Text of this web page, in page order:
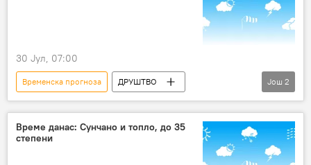
30 Јул, 07:00
Временска прогноза
ДРУШТВО
Србија – друштво
Друштво
Још 2
Време данас: Сунчано и топло, до 35
степени